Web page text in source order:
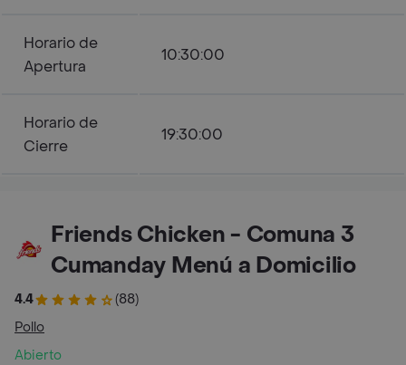
Horario de
Apertura
10:30:00
Horario de
Cierre
19:30:00
Friends Chicken - Comuna 3
Cumanday Menú a Domicilio
4.4
(88)
Pollo
Abierto